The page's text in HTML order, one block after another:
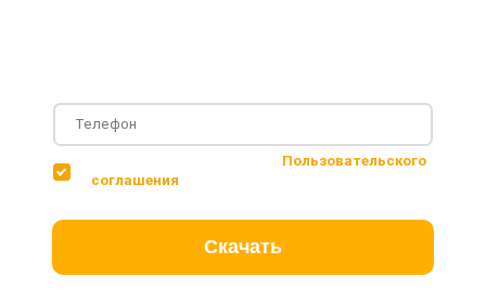
Пользовательского
соглашения
Скачать